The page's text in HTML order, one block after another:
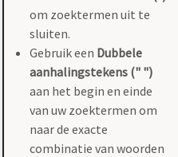
om zoektermen uit te
sluiten.
Gebruik een Dubbele
aanhalingstekens (" ")
aan het begin en einde
van uw zoektermen om
naar de exacte
combinatie van woorden